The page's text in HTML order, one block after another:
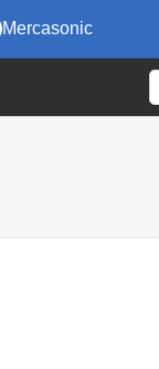
Mercasonic